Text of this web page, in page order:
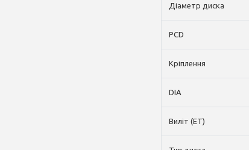
Діаметр диска
PCD
Кріплення
DIA
Виліт (ET)